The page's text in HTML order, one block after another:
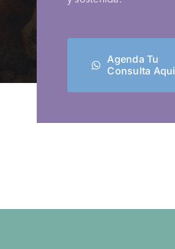
Agenda Tu
Consulta Aqui